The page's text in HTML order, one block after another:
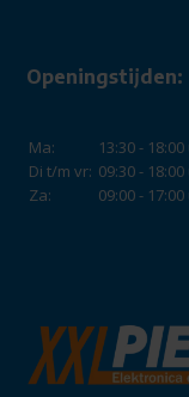
Openingstijden:
Ma:
13:30 -
Di t/m vr: 09:30 -
Za:
09:00 -